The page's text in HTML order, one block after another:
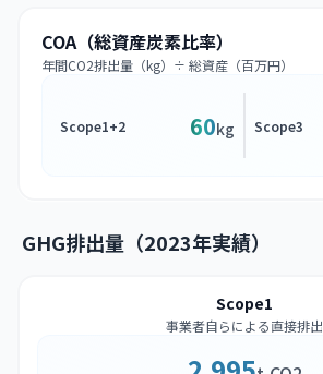
COA（総資産炭素比率）
年間CO2排出量（kg）÷ 総資産（百万円）
Scope1+2 60kg Scope3
GHG排出量（2023年実績）
Scope1
事業者自らによる直接排出